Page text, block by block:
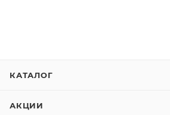
КАТАЛОГ
АКЦИИ